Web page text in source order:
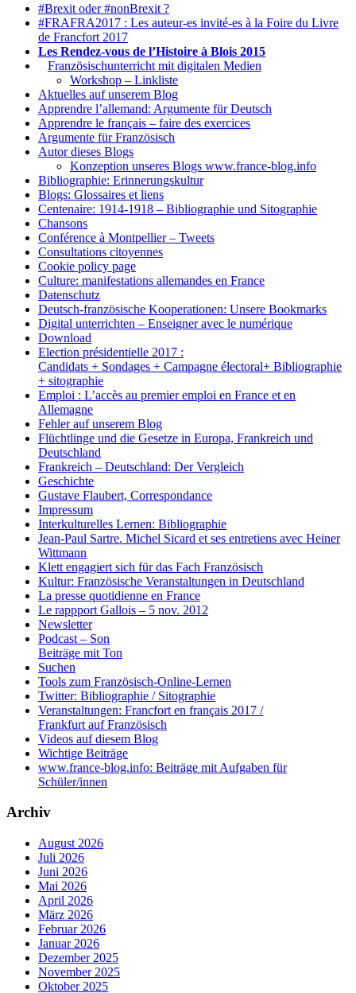
#Brexit oder #nonBrexit ?
#FRAFRA2017 : Les auteur-es invité-es à la Foire du Livre
de Francfort 2017
Les Rendez-vous de l’Histoire à Blois 2015
Französischunterricht mit digitalen Medien
Workshop – Linkliste
Aktuelles auf unserem Blog
Apprendre l’allemand: Argumente für Deutsch
Apprendre le français – faire des exercices
Argumente für Französisch
Autor dieses Blogs
Konzeption unseres Blogs www.france-blog.info
Bibliographie: Erinnerungskultur
Blogs: Glossaires et liens
Centenaire: 1914-1918 – Bibliographie und Sitographie
Chansons
Conférence à Montpellier – Tweets
Consultations citoyennes
Cookie policy page
Culture: manifestations allemandes en France
Datenschutz
Deutsch-französische Kooperationen: Unsere Bookmarks
Digital unterrichten – Enseigner avec le numérique
Download
Election présidentielle 2017 :
Candidats + Sondages + Campagne électoral+ Bibliographie
+ sitographie
Emploi : L’accès au premier emploi en France et en
Allemagne
Fehler auf unserem Blog
Flüchtlinge und die Gesetze in Europa, Frankreich und
Deutschland
Frankreich – Deutschland: Der Vergleich
Geschichte
Gustave Flaubert, Correspondance
Impressum
Interkulturelles Lernen: Bibliographie
Jean-Paul Sartre. Michel Sicard et ses entretiens avec Heiner
Wittmann
Klett engagiert sich für das Fach Französisch
Kultur: Französische Veranstaltungen in Deutschland
La presse quotidienne en France
Le rappport Gallois – 5 nov. 2012
Newsletter
Podcast – Son
Beiträge mit Ton
Suchen
Tools zum Französisch-Online-Lernen
Twitter: Bibliographie / Sitographie
Veranstaltungen: Francfort en français 2017 /
Frankfurt auf Französisch
Videos auf diesem Blog
Wichtige Beiträge
www.france-blog.info: Beiträge mit Aufgaben für
Schüler/innen
Archiv
August 2026
Juli 2026
Juni 2026
Mai 2026
April 2026
März 2026
Februar 2026
Januar 2026
Dezember 2025
November 2025
Oktober 2025